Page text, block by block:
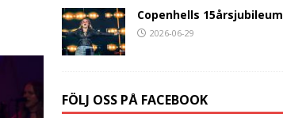
Copenhells 15årsjubileum
2026-06-29
FÖLJ OSS PÅ FACEBOOK